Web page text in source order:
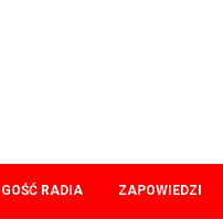
GOŚĆ RADIA ZAPOWIEDZI